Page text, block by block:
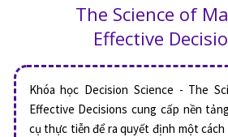
The Science of
Effective
Khóa học Decision Science - The
Effective Decisions cung cấp nền
cụ thực tiễn để ra quyết định một cách